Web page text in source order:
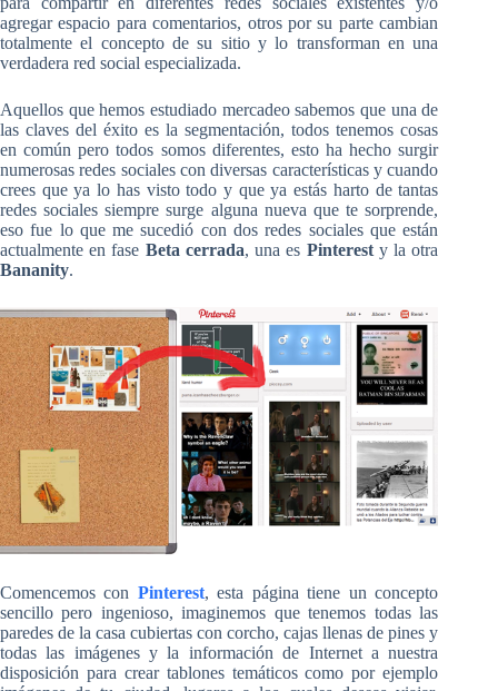
agregar espacio para comentarios, otros por su parte cambian
totalmente el concepto de su sitio y lo transforman en una
verdadera red social especializada.
Aquellos que hemos estudiado mercadeo sabemos que una de
las claves del éxito es la segmentación, todos tenemos cosas
en común pero todos somos diferentes, esto ha hecho surgir
numerosas redes sociales con diversas características y cuando
crees que ya lo has visto todo y que ya estás harto de tantas
redes sociales siempre surge alguna nueva que te sorprende,
eso fue lo que me sucedió con dos redes sociales que están
actualmente en fase Beta cerrada, una es Pinteresty la otra
Bananity.
Comencemos con Pinterest, esta página tiene un concepto
sencillo pero ingenioso, imaginemos que tenemos todas las
paredes de la casa cubiertas con corcho, cajas llenas de pines y
todas las imágenes y la información de Internet a nuestra
disposición para crear tablones temáticos como por ejemplo